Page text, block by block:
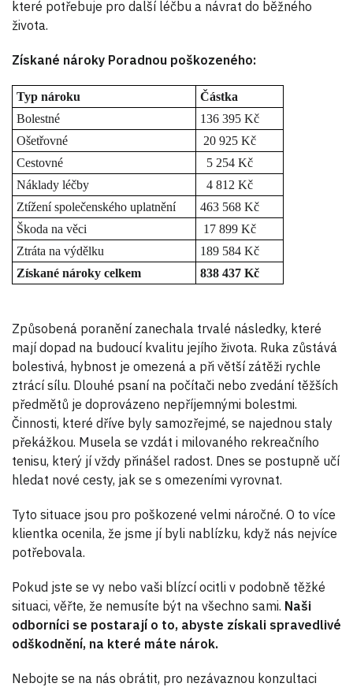
které potřebuje pro další léčbu a návrat do běžného
života.
Získané nároky Poradnou poškozeného:
Typ nároku
Částka
Bolestné
136 395 Kč
Ošetřovné
20 925 Kč
Cestovné
5 254 Kč
Náklady léčby
4 812 Kč
Ztížení společenského uplatnění
463 568 Kč
Škoda na věci
17 899 Kč
Ztráta na výdělku
189 584 Kč
Získané nároky celkem
838 437 Kč
Způsobená poranění zanechala trvalé následky, které
mají dopad na budoucí kvalitu jejího života. Ruka zůstává
bolestivá, hybnost je omezená a při větší zátěži rychle
ztrácí sílu. Dlouhé psaní na počítači nebo zvedání těžších
předmětů je doprovázeno nepříjemnými bolestmi.
Činnosti, které dříve byly samozřejmé, se najednou staly
překážkou. Musela se vzdát i milovaného rekreačního
tenisu, který jí vždy přinášel radost. Dnes se postupně učí
hledat nové cesty, jak se s omezeními vyrovnat.
Tyto situace jsou pro poškozené velmi náročné. O to více
klientka ocenila, že jsme jí byli nablízku, když nás nejvíce
potřebovala.
Pokud jste se vy nebo vaši blízcí ocitli v podobně těžké
situaci, věřte, že nemusíte být na všechno sami. Naši
odborníci se postarají o to, abyste získali spravedlivé
odškodnění, na které máte nárok.
Nebojte se na nás obrátit, pro nezávaznou konzultaci